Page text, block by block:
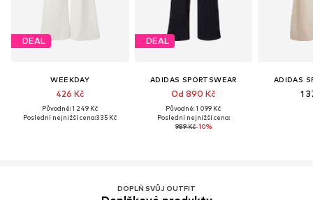
DEAL
WEEKDAY
426 Kč
Původně: 1 249 Kč
Poslední nejnižší cena:335 Kč
DEAL
ADIDAS SPORTSWEAR
Od 890 Kč
Původně: 1 099 Kč
Poslední nejnižší cena:
989 Kč-10%
ADIDAS
1
DOPLŇ SVŮJ OUTFIT